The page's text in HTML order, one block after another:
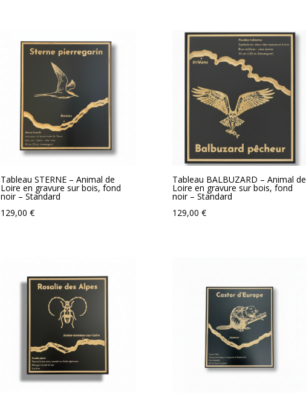
Tableau STERNE – Animal de
Loire en gravure sur bois, fond
noir – Standard
129,00 €
Tableau BALBUZARD – Animal de
Loire en gravure sur bois, fond
noir – Standard
129,00 €